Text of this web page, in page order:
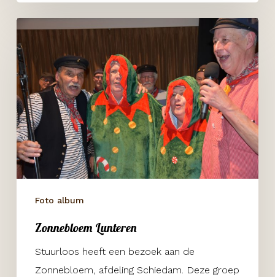
Lunteren
Foto album
Zonnebloem Lunteren
Stuurloos heeft een bezoek aan de
Zonnebloem, afdeling Schiedam. Deze groep